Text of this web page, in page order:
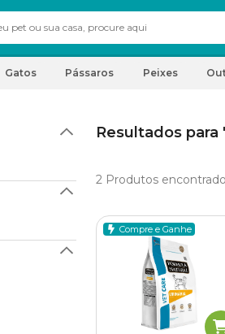
Gatos Pássaros Peixes
Resultados para
2 Produtos
Compre e Ganhe